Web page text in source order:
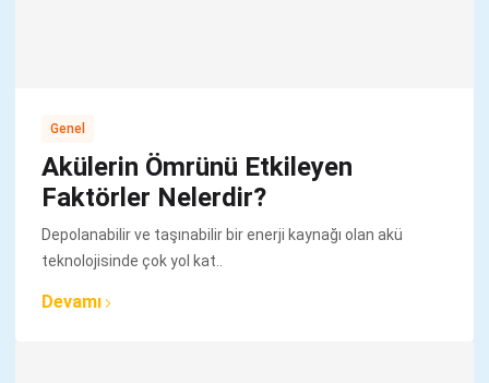
Genel
Akülerin Ömrünü Etkileyen
Faktörler Nelerdir?
Depolanabilir ve taşınabilir bir enerji kaynağı olan akü
teknolojisinde çok yol kat..
Devamı